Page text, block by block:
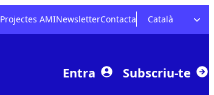
Projectes AMINewsletterContacta Català
Entra Subscriu-te